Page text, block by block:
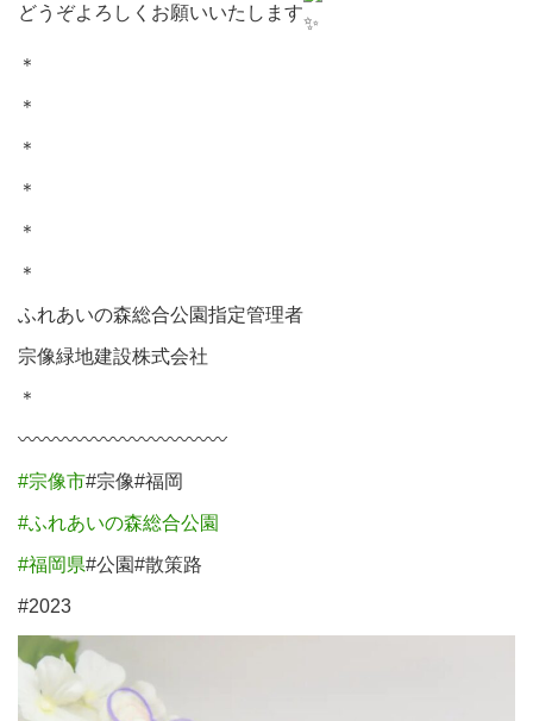
どうぞよろしくお願いいたします
＊⁡
＊⁡
＊⁡
＊⁡
＊⁡
＊⁡
ふれあいの森総合公園指定管理者⁡⁡
宗像緑地建設株式会社⁡⁡
＊⁡⁡
〰︎〰︎〰︎〰︎〰︎〰︎〰︎〰︎〰︎〰︎〰︎
#宗像市#宗像#福岡⁡⁡
#ふれあいの森総合公園
#福岡県#公園#散策路⁡
#2023